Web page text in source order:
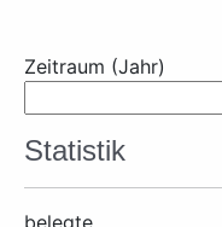
Zeitraum (Jahr)
Statistik
belegte